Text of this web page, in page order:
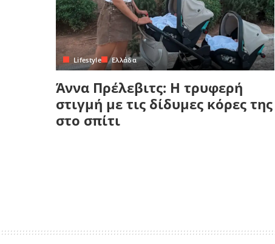
Lifestyle Ελλάδα
Άννα Πρέλεβιτς: Η τρυφερή
στιγμή με τις δίδυμες κόρες της
στο σπίτι